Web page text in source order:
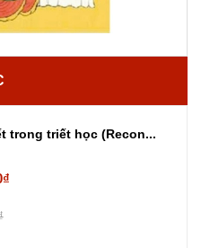
trong triết học (Recon...